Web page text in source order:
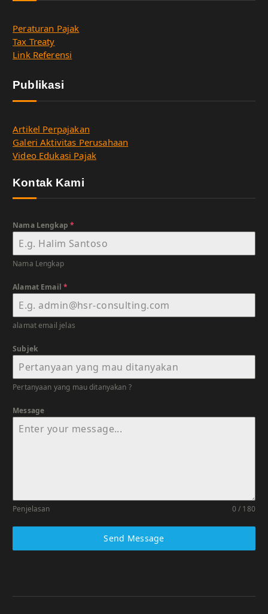
Peraturan Pajak
Tax Treaty
Link Referensi
Publikasi
Artikel Perpajakan
Galeri Aktivitas Perusahaan
Video Edukasi Pajak
Kontak Kami
Nama Lengkap*
Nama Lengkap
Alamat Email*
alamat email jelas
Subjek
Pertanyaan yang mau ditanyakan ?
Message
Penjelasan 0 / 180
Send Message